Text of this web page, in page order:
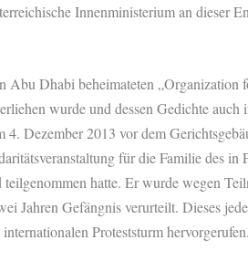
Innenministerium an dieser
Abu Dhabi beheimateten „Organization
wurde und dessen Gedichte auch
4. Dezember 2013 vor dem
für die Familie des in
hatte. Er wurde wegen
Jahren Gefängnis verurteilt. Dieses
Proteststurm hervorgerufen.